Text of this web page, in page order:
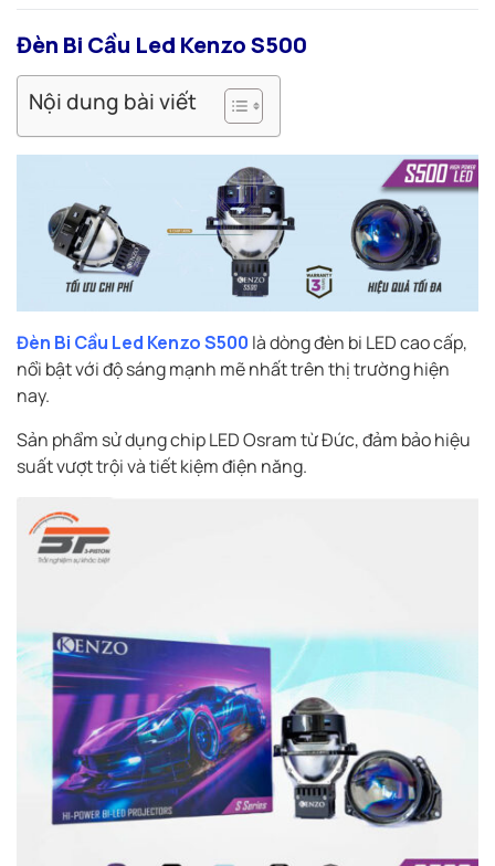
Đèn Bi Cầu Led Kenzo S500
Nội dung bài viết
Đèn Bi Cầu Led Kenzo S500 là dòng đèn bi LED cao cấp,
nổi bật với độ sáng mạnh mẽ nhất trên thị trường hiện
nay.
Sản phẩm sử dụng chip LED Osram từ Đức, đảm bảo hiệu
suất vượt trội và tiết kiệm điện năng.